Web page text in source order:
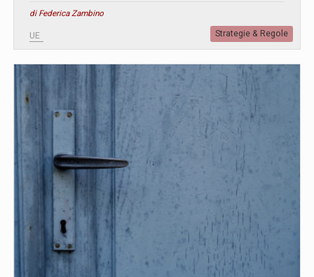
di Federica Zambino
UE Strategie & Regole